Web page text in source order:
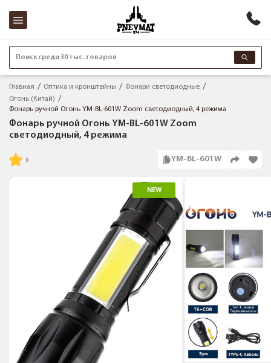
Поиск среди 30 тыс. товаров
Главная Оптика и кронштейны
Фонари светодиодные
Огонь (Китай)
Фонарь ручной Огонь YM-BL-601W Zoom светодиодный, 4 режима
Фонарь ручной Огонь YM-BL-601W Zoom
светодиодный, 4 режима
YM-BL-601W
NEW